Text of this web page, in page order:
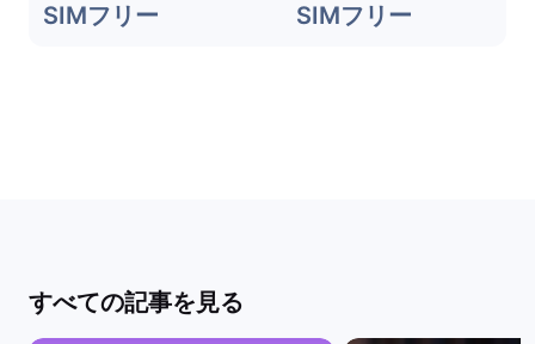
SIMフリー SIMフリー
すべての記事を見る